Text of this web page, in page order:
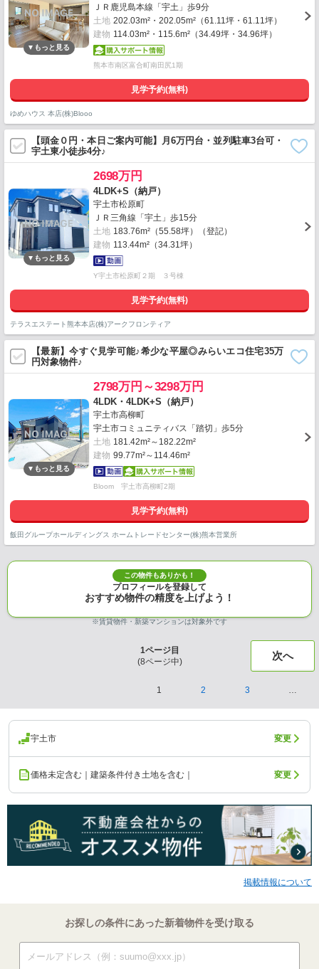
ＪＲ鹿児島本線「宇土」歩9分
土地 202.03m²・202.05m²（61.11坪・61.11坪）
建物 114.03m²・115.6m²（34.49坪・34.96坪）
熊本市南区富合町南田尻1期
見学予約(無料)
ゆめハウス 本店(株)Blooo
【頭金０円・本日ご案内可能】月6万円台・並列駐車3台可・
宇土東小徒歩4分♪
2698万円
4LDK+S（納戸）
宇土市松原町
ＪＲ三角線「宇土」歩15分
土地 183.76m²（55.58坪）（登記）
建物 113.44m²（34.31坪）
Y宇土市松原町２期 ３号棟
見学予約(無料)
テラスエステート熊本本店(株)アークフロンティア
【最新】今すぐ見学可能♪希少な平屋◎みらいエコ住宅35万
円対象物件♪
2798万円～3298万円
4LDK・4LDK+S（納戸）
宇土市高柳町
宇土市コミュニティバス「踏切」歩5分
土地 181.42m²～182.22m²
建物 99.77m²～114.46m²
Bloom 宇土市高柳町2期
見学予約(無料)
飯田グループホールディングス ホームトレードセンター(株)熊本営業所
この物件もありかも！
プロフィールを登録して
おすすめ物件の精度を上げよう！
※賃貸物件・新築マンションは対象外です
1ページ目
(8ページ中) 次へ
1 2 3 …
宇土市 変更
価格未定含む｜建築条件付き土地を含む｜ 変更
掲載情報について
お探しの条件にあった新着物件を受け取る